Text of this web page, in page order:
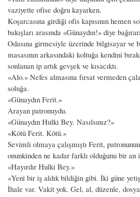
vaziyette ofise doğru kayarken.
Koşarcasına girdiği ofis kapısının hemen
bakışları arasında «Günaydın!» diye
Odasına girmesiyle üzerinde bilgisayar ve
masasının arkasındaki koltuğa kendini
sonlanan ip artık gevşek ve kısacıktı.
«Alo.» Nefes almasına fırsat vermeden
soluğa.
«Günaydın Ferit.»
Arayan patronuydu.
«Günaydın Hulki Bey. Nasılsınız?»
«Kötü Ferit. Kötü.»
Sevimli olmaya çalışmıştı Ferit,
onunkinden ne kadar farklı olduğunu bir an
«Hayırdır Hulki Bey.»
«Yeni bir iş aldık bildiğin gibi. İki güne
İhale var. Vakit yok. Gel, al, düzenle,